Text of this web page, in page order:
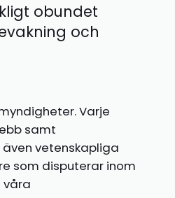
obundet
och
Varje
samt
även vetenskapliga
som disputerar inom
våra